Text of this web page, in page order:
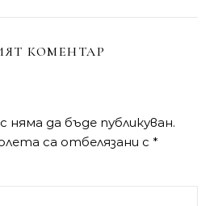
КОМЕНТАР
да бъде публикуван.
са отбелязани с *